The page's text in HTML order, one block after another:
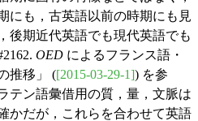
にも，古英語以前の時期にも見
後期近代英語でも現代英語でも
OED によるフランス語・
推移」 ([2015-03-29-1]) を参
テン語彙借用の質，量，文脈は
かだが，これらを合わせて英語